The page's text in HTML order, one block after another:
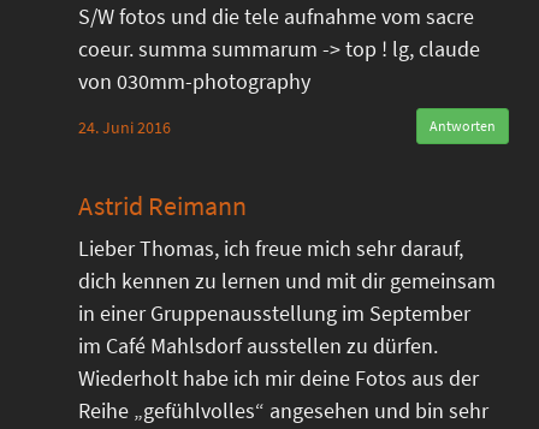
S/W fotos und die tele aufnahme vom sacre
coeur. summa summarum -> top ! lg, claude
von 030mm-photography
24. Juni 2016 Antworten
Astrid Reimann
Lieber Thomas, ich freue mich sehr darauf,
dich kennen zu lernen und mit dir gemeinsam
in einer Gruppenausstellung im September
im Café Mahlsdorf ausstellen zu dürfen.
Wiederholt habe ich mir deine Fotos aus der
Reihe „gefühlvolles“ angesehen und bin sehr